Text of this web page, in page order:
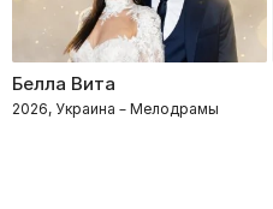
Белла Вита
2026, Украина – Мелодрамы